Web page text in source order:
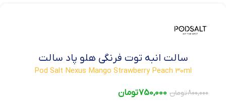
سالت انبه توت فرنگی هلو پاد سالت
Pod Salt Nexus Mango Strawberry Peach 30ml
800,000تومان 750,000تومان